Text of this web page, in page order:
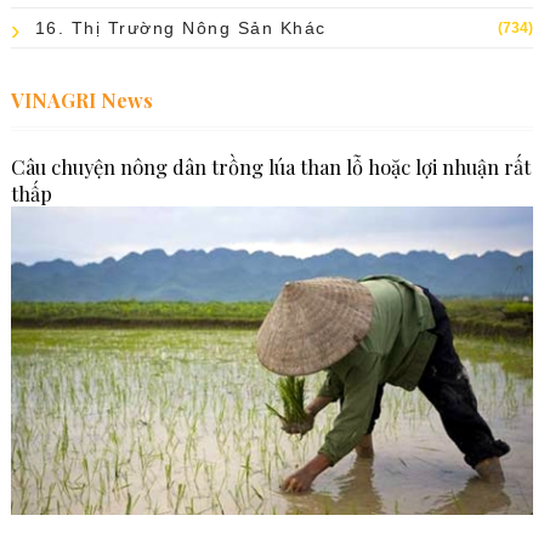
16. Thị Trường Nông Sản Khác (734)
VINAGRI News
Câu chuyện nông dân trồng lúa than lỗ hoặc lợi nhuận rất
thấp